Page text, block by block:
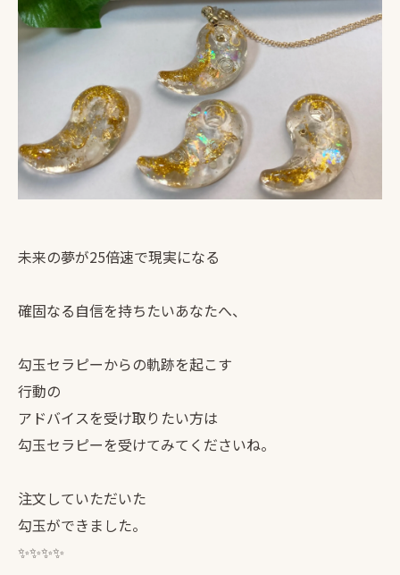
未来の夢が25倍速で現実になる
確固なる自信を持ちたいあなたへ、
勾玉セラピーからの軌跡を起こす
行動の
アドバイスを受け取りたい方は
勾玉セラピーを受けてみてくださいね。
注文していただいた
勾玉ができました。
✨✨✨✨